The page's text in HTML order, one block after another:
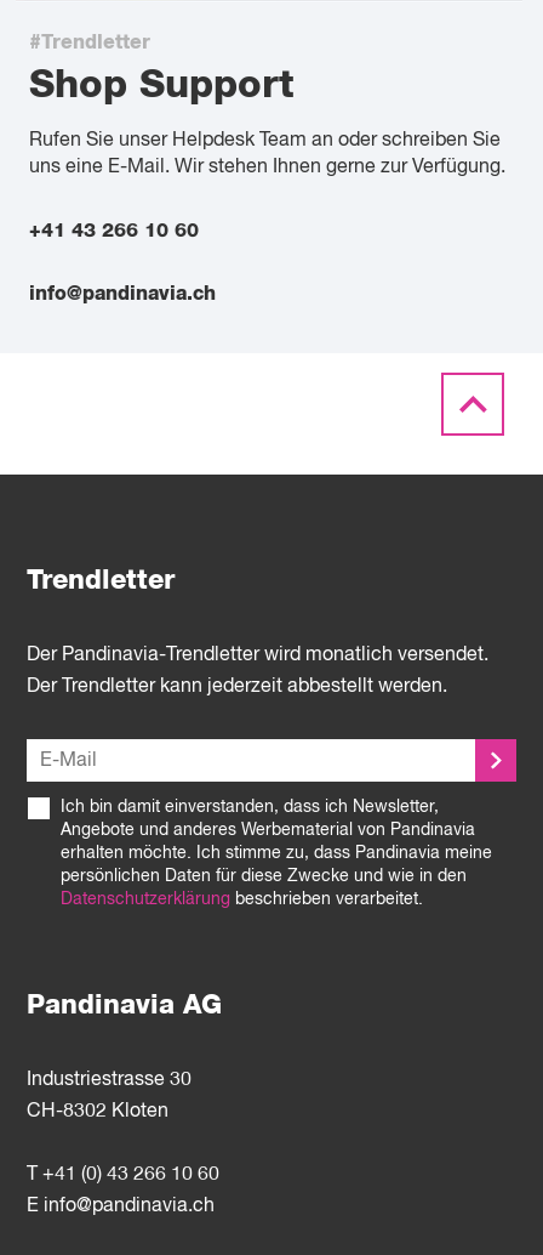
#Trendletter
Shop Support
Rufen Sie unser Helpdesk Team an oder schreiben Sie
uns eine E-Mail. Wir stehen Ihnen gerne zur Verfügung.
+41 43 266 10 60
info@pandinavia.ch
Pandinavia AG
Industriestrasse 30
CH-8302 Kloten
T +41 (0) 43 266 10 60
E info@pandinavia.ch
Trendletter
Der Pandinavia-Trendletter wird monatlich versendet.
Der Trendletter kann jederzeit abbestellt werden.
Ich bin damit einverstanden, dass ich Newsletter,
Angebote und anderes Werbematerial von Pandinavia
erhalten möchte. Ich stimme zu, dass Pandinavia meine
persönlichen Daten für diese Zwecke und wie in den
Datenschutzerklärung beschrieben verarbeitet.